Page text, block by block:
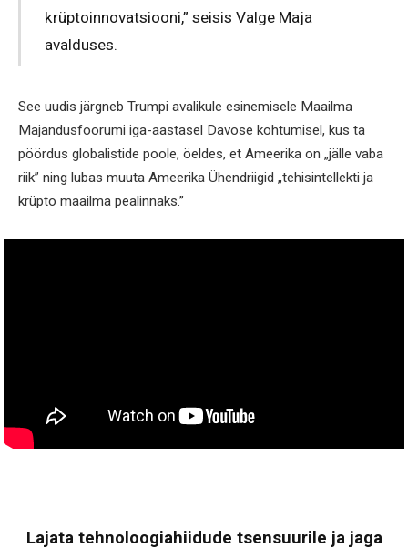
krüptoinnovatsiooni,” seisis Valge Maja
avalduses.
See uudis järgneb Trumpi avalikule esinemisele Maailma
Majandusfoorumi iga-aastasel Davose kohtumisel, kus ta
pöördus globalistide poole, öeldes, et Ameerika on „jälle vaba
riik” ning lubas muuta Ameerika Ühendriigid „tehisintellekti ja
krüpto maailma pealinnaks.”
Lajata tehnoloogiahiidude tsensuurile ja jaga